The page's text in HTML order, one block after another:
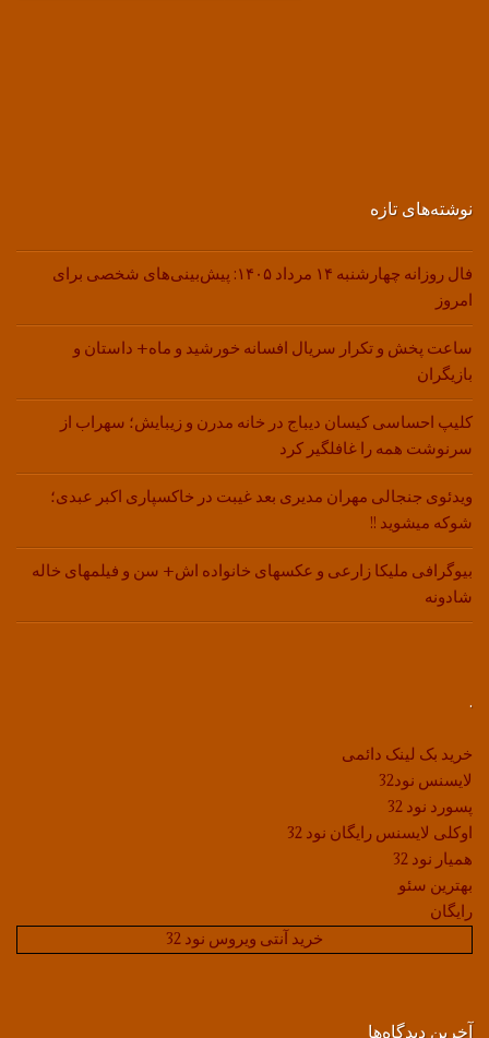
نوشته‌های تازه
فال روزانه چهارشنبه ۱۴ مرداد ۱۴۰۵: پیش‌بینی‌های شخصی برای
امروز
ساعت پخش و تکرار سریال افسانه خورشید و ماه+ داستان و
بازیگران
کلیپ احساسی کیسان دیباج در خانه مدرن و زیبایش؛ سهراب از
سرنوشت همه را غافلگیر کرد
ویدئوی جنجالی مهران مدیری بعد غیبت در خاکسپاری اکبر عبدی؛
شوکه میشوید !!
بیوگرافی ملیکا زارعی و عکسهای خانواده اش+ سن و فیلمهای خاله
شادونه
.
خرید بک لینک دائمی
لایسنس نود32
پسورد نود 32
اوکلی لایسنس رایگان نود 32
همیار نود 32
بهترین سئو
رایگان
خرید آنتی ویروس نود 32
آخرین دیدگاه‌ها